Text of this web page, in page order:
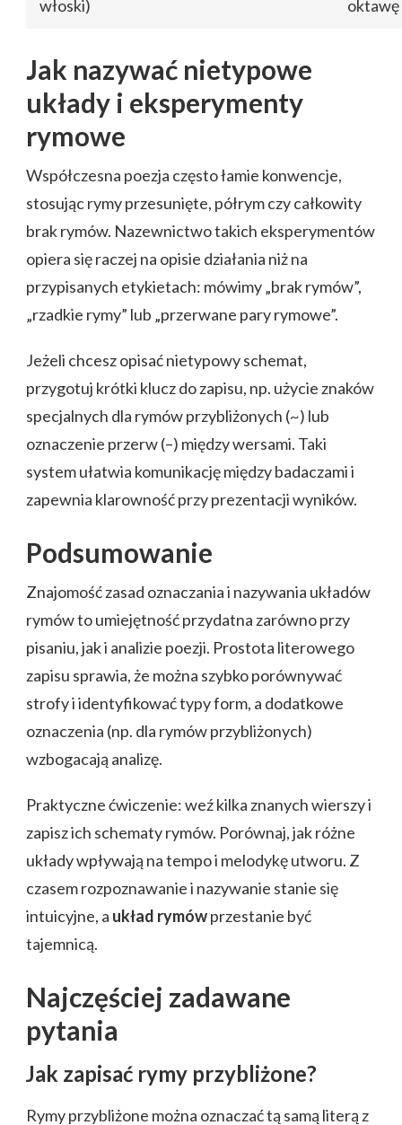
włoski)
Jak nazywać nietypowe
układy i eksperymenty
rymowe
Współczesna poezja często łamie konwencje,
stosując rymy przesunięte, półrym czy całkowity
brak rymów. Nazewnictwo takich eksperymentów
opiera się raczej na opisie działania niż na
przypisanych etykietach: mówimy „brak rymów”,
„rzadkie rymy” lub „przerwane pary rymowe”.
Jeżeli chcesz opisać nietypowy schemat,
przygotuj krótki klucz do zapisu, np. użycie znaków
specjalnych dla rymów przybliżonych (~) lub
oznaczenie przerw (–) między wersami. Taki
system ułatwia komunikację między badaczami i
zapewnia klarowność przy prezentacji wyników.
Podsumowanie
Znajomość zasad oznaczania i nazywania układów
rymów to umiejętność przydatna zarówno przy
pisaniu, jak i analizie poezji. Prostota literowego
zapisu sprawia, że można szybko porównywać
strofy i identyfikować typy form, a dodatkowe
oznaczenia (np. dla rymów przybliżonych)
wzbogacają analizę.
Praktyczne ćwiczenie: weź kilka znanych wierszy i
zapisz ich schematy rymów. Porównaj, jak różne
układy wpływają na tempo i melodykę utworu. Z
czasem rozpoznawanie i nazywanie stanie się
intuicyjne, a układ rymówprzestanie być
tajemnicą.
Najczęściej zadawane
pytania
Jak zapisać rymy przybliżone?
Rymy przybliżone można oznaczać tą samą literą z